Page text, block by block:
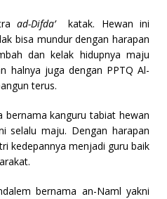
ad-Difda’katak. Hewan ini
bisa mundur dengan harapan
dan kelak hidupnya maju
halnya juga dengan PPTQ Al-
terus.
bernama kanguru tabiat hewan
selalu maju. Dengan harapan
kedepannya menjadi guru baik
bernama an-Naml yakni